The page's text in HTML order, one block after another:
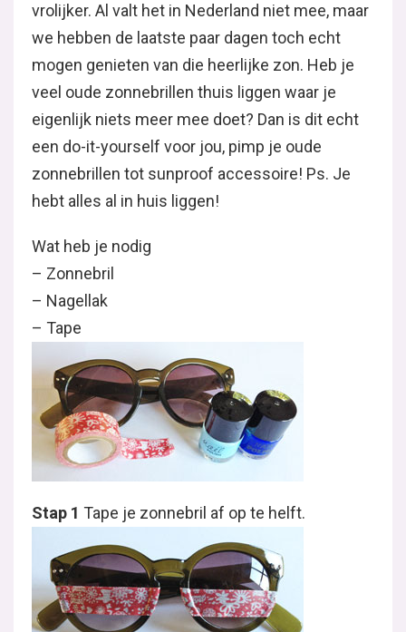
vrolijker. Al valt het in Nederland niet mee, maar
we hebben de laatste paar dagen toch echt
mogen genieten van die heerlijke zon. Heb je
veel oude zonnebrillen thuis liggen waar je
eigenlijk niets meer mee doet? Dan is dit echt
een do-it-yourself voor jou, pimp je oude
zonnebrillen tot sunproof accessoire! Ps. Je
hebt alles al in huis liggen!
Wat heb je nodig
– Zonnebril
– Nagellak
– Tape
Stap 1 Tape je zonnebril af op te helft.